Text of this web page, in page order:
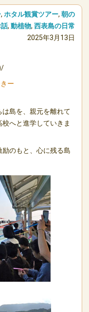
, ホタル観賞ツアー, 朝の
, 動植物, 西表島の日常
2025年3月13日
ー
島を、親元を離れて
へと進学していきま
のもと、心に残る島